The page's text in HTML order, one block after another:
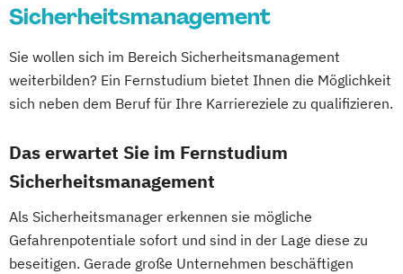
Engineering Management
Game Design
Game Development
Gestaltung interaktiver Systeme
IT-Sicherheit Industriedesign
Innovations- und Technologiemanagement
(M. Sc.)
Profil Anwendung
Kommunikationsdesign
Kunststofftechnik
Technische Redaktion und
Wirtschaftsinformatik
Business
Wirtschaftspsychologie
Wirtschaftsrecht mit internationalen
Aspekten
Sicherheitsmanagement
Sie wollen sich im Bereich Sicherheitsmanagement
weiterbilden? Ein Fernstudium bietet Ihnen die Möglichkeit
sich neben dem Beruf für Ihre Karriereziele zu qualifizieren.
Das erwartet Sie im Fernstudium
Sicherheitsmanagement
Als Sicherheitsmanager erkennen sie mögliche
Gefahrenpotentiale sofort und sind in der Lage diese zu
beseitigen. Gerade große Unternehmen beschäftigen